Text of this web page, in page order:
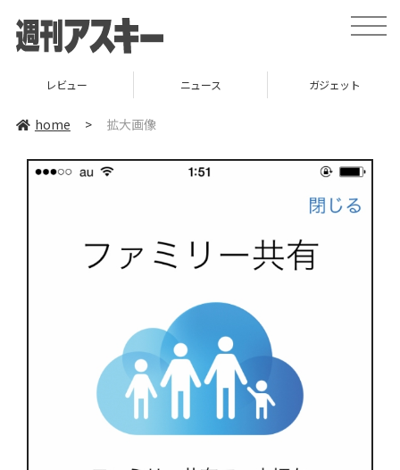
toggle
レビュー ニュース ガジェット
home > 拡大画像